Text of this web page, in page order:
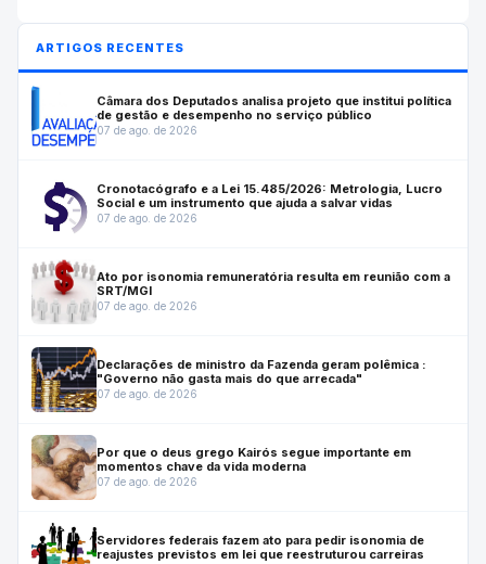
ARTIGOS RECENTES
Câmara dos Deputados analisa projeto que institui política
de gestão e desempenho no serviço público
07 de ago. de 2026
Cronotacógrafo e a Lei 15.485/2026: Metrologia, Lucro
Social e um instrumento que ajuda a salvar vidas
07 de ago. de 2026
Ato por isonomia remuneratória resulta em reunião com a
SRT/MGI
07 de ago. de 2026
Declarações de ministro da Fazenda geram polêmica :
"Governo não gasta mais do que arrecada"
07 de ago. de 2026
Por que o deus grego Kairós segue importante em
momentos chave da vida moderna
07 de ago. de 2026
Servidores federais fazem ato para pedir isonomia de
reajustes previstos em lei que reestruturou carreiras